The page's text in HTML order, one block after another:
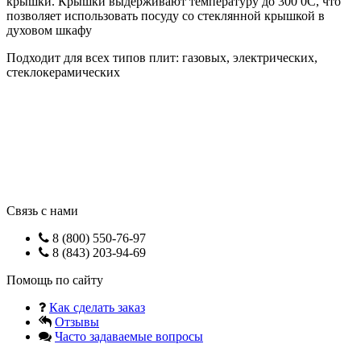
позволяет использовать посуду со стеклянной крышкой в
духовом шкафу
Подходит для всех типов плит: газовых, электрических,
стеклокерамических
Связь с нами
8 (800) 550-76-97
8 (843) 203-94-69
Помощь по сайту
Как сделать заказ
Отзывы
Часто задаваемые вопросы